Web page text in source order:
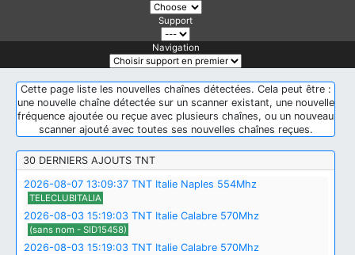
Support
Navigation
Cette page liste les nouvelles chaînes détectées. Cela peut être :
une nouvelle chaîne détectée sur un scanner existant, une nouvelle
fréquence ajoutée ou reçue avec plusieurs chaînes, ou un nouveau
scanner ajouté avec toutes ses nouvelles chaînes reçues.
30 DERNIERS AJOUTS TNT
2026-08-07 13:09:37 TNT Italie Naples 554Mhz
TELECLUBITALIA
2026-08-03 15:19:03 TNT Italie Calabre 570Mhz
(sans nom - SID15458)
2026-08-03 15:19:03 TNT Italie Calabre 570Mhz